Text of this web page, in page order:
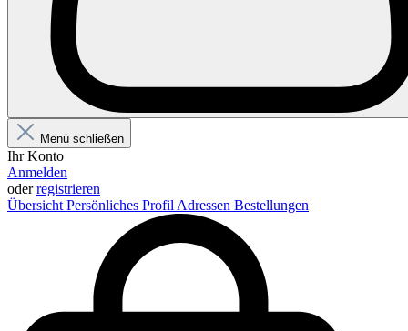
Menü schließen
Ihr Konto
Anmelden
oderregistrieren
Übersicht Persönliches Profil Adressen Bestellungen